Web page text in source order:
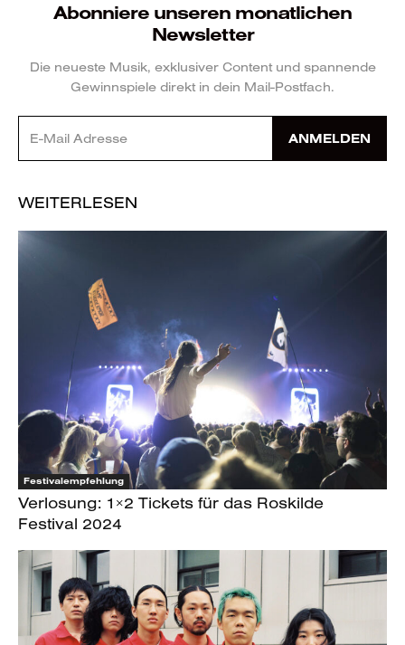
Abonniere unseren monatlichen
Newsletter
Die neueste Musik, exklusiver Content und spannende
Gewinnspiele direkt in dein Mail-Postfach.
ANMELDEN
WEITERLESEN
Festivalempfehlung
Verlosung: 1×2 Tickets für das Roskilde
Festival 2024